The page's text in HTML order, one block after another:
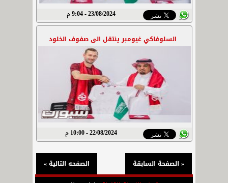
23/08/2024 - 9:04 م
السلوفاكي غيومبر ينتقل الى صفوف الخلود
22/08/2024 - 10:00 م
الصفحه التالية » « الصفحة السابقة